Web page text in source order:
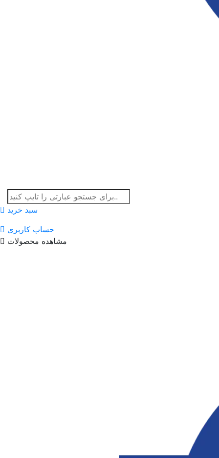
سبد خرید
حساب کاربری
مشاهده محصولات